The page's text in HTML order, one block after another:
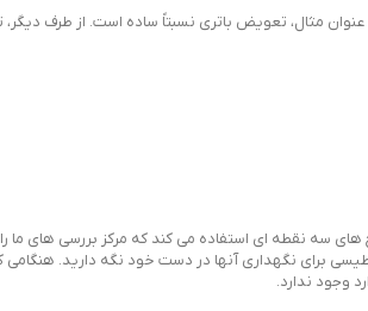
مثال، تعویض باتری نسبتاً ساده است. از طرف
سه نقطه ای استفاده می کند که مرکز بررسی های ما
برای نگهداری آنها در دست خود نگه دارید. هنگامی
وجود ندارد.